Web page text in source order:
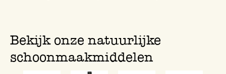
Bekijk onze natuurlijke
schoonmaakmiddelen